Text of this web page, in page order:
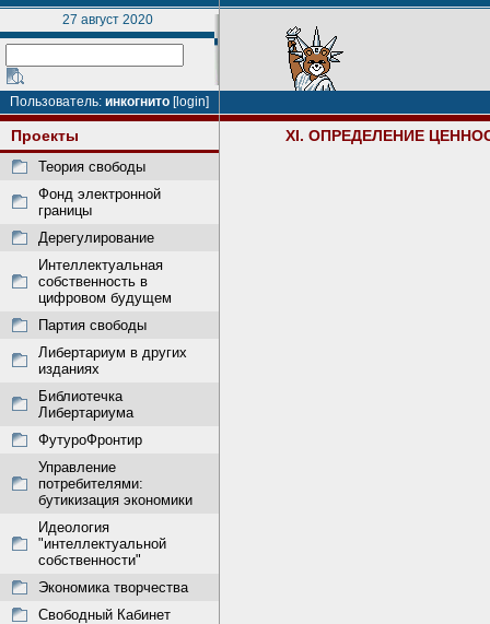
27 август 2020
Пользователь: инкогнито [login]
Проекты
Теория свободы
Фонд электронной
границы
Дерегулирование
Интеллектуальная
собственность в
цифровом будущем
Партия свободы
Либертариум в других
изданиях
Библиотечка
Либертариума
ФутуроФронтир
Управление
потребителями:
бутикизация экономики
Идеология
"интеллектуальной
собственности"
Экономика творчества
Свободный Кабинет
XI. ОПРЕДЕЛЕНИЕ